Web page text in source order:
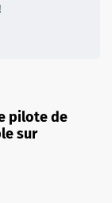
pilote de
sur